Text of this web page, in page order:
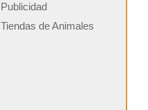
de Animales